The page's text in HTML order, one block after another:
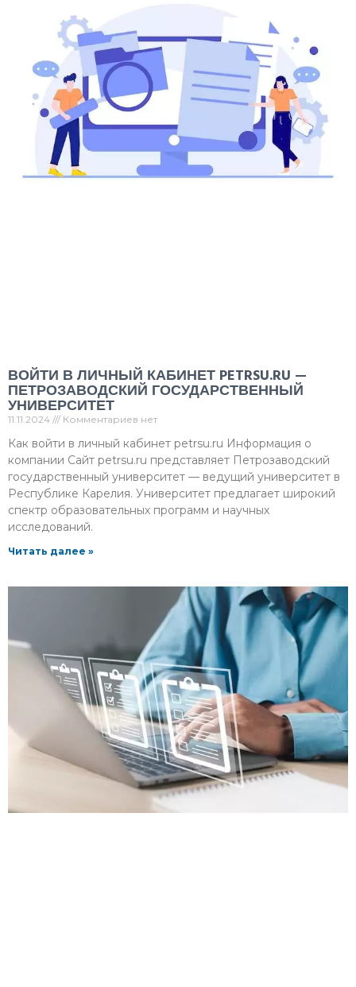
ВОЙТИ В ЛИЧНЫЙ КАБИНЕТ PETRSU.RU —
ПЕТРОЗАВОДСКИЙ ГОСУДАРСТВЕННЫЙ
УНИВЕРСИТЕТ
11.11.2024 Комментариев нет
Как войти в личный кабинет petrsu.ru Информация о
компании Сайт petrsu.ru представляет Петрозаводский
государственный университет — ведущий университет в
Республике Карелия. Университет предлагает широкий
спектр образовательных программ и научных
исследований.
Читать далее »